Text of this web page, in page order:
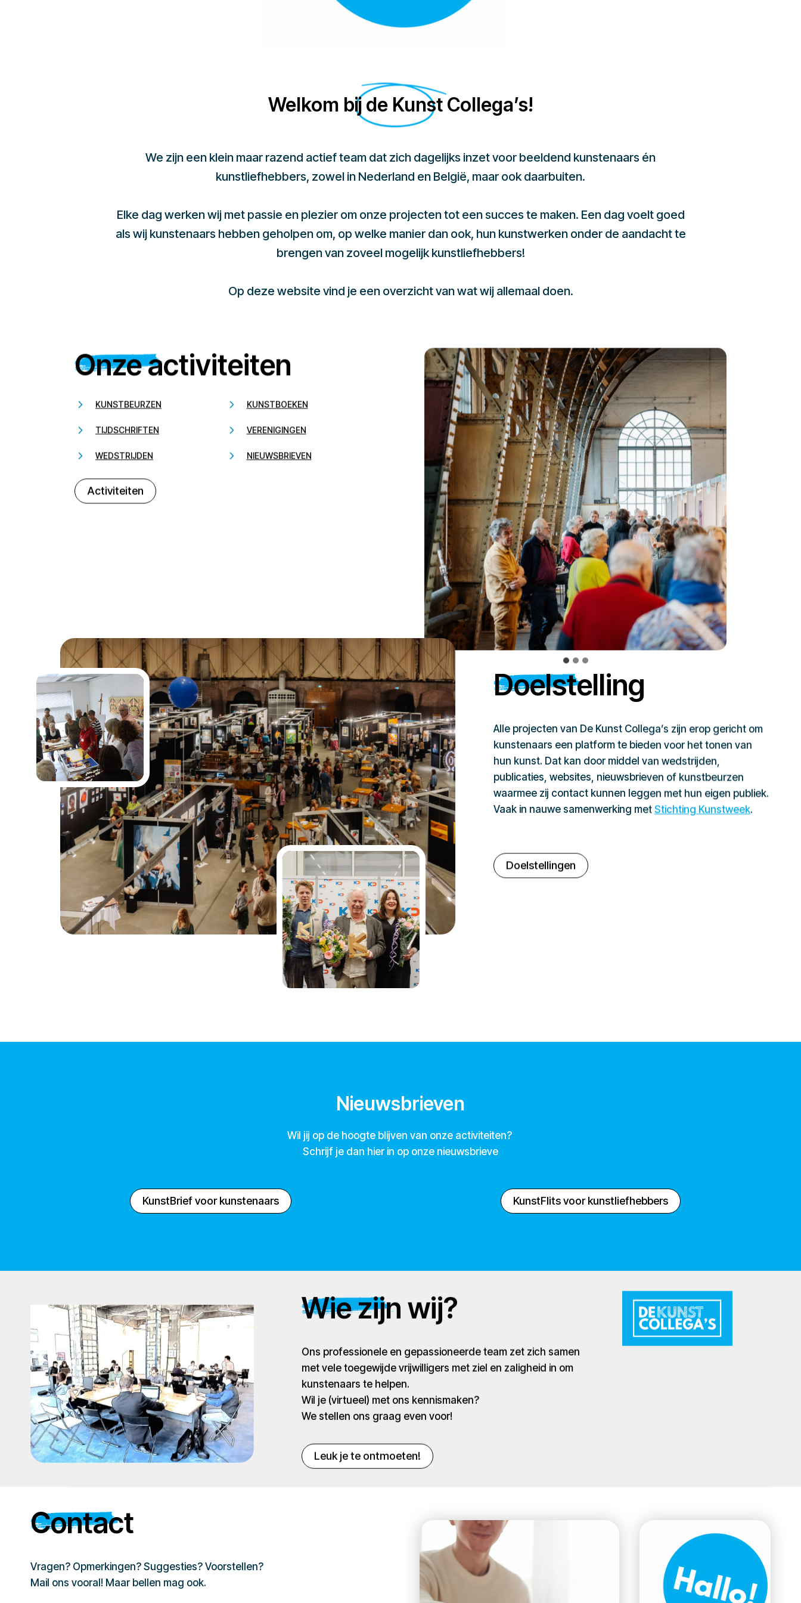
Welkom bij de Kunst Collega’s!
We zijn een klein maar razend actief team dat zich dagelijks inzet voor beeldend kunstenaars én
kunstliefhebbers, zowel in Nederland en België, maar ook daarbuiten.
Elke dag werken wij met passie en plezier om onze projecten tot een succes te maken. Een dag voelt goed
als wij kunstenaars hebben geholpen om, op welke manier dan ook, hun kunstwerken onder de aandacht te
brengen van zoveel mogelijk kunstliefhebbers!
Op deze website vind je een overzicht van wat wij allemaal doen.
Onze activiteiten
KUNSTBEURZEN KUNSTBOEKEN
TIJDSCHRIFTEN VERENIGINGEN
WEDSTRIJDEN NIEUWSBRIEVEN
Activiteiten
Doelstelling
Alle projecten van De Kunst Collega’s zijn erop gericht om
kunstenaars een platform te bieden voor het tonen van
hun kunst. Dat kan door middel van wedstrijden,
publicaties, websites, nieuwsbrieven of kunstbeurzen
waarmee zij contact kunnen leggen met hun eigen publiek.
Vaak in nauwe samenwerking metStichting Kunstweek.
Doelstellingen
Nieuwsbrieven
Wil jij op de hoogte blijven van onze activiteiten?
Schrijf je dan hier in op onze nieuwsbrieve
KunstBrief voor kunstenaars KunstFlits voor kunstliefhebbers
Wie zijn wij?
Ons professionele en gepassioneerde team zet zich samen
met vele toegewijde vrijwilligers met ziel en zaligheid in om
kunstenaars te helpen.
Wil je (virtueel) met ons kennismaken?
We stellen ons graag even voor!
Leuk je te ontmoeten!
Contact
Vragen? Opmerkingen? Suggesties? Voorstellen?
Mail ons vooral! Maar bellen mag ook.